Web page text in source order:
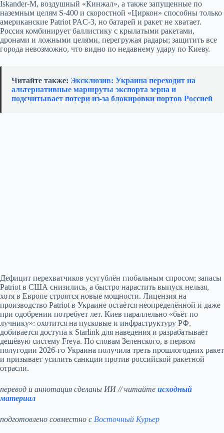
Iskander‑M, воздушный «Кинжал», а также запущенные по
наземным целям S‑400 и скоростной «Циркон» способны только
американские Patriot PAC‑3, но батарей и ракет не хватает.
Россия комбинирует баллистику с крылатыми ракетами,
дронами и ложными целями, перегружая радары; защитить все
города невозможно, что видно по недавнему удару по Киеву.
Читайте также: Эксклюзив: Украина переходит на
альтернативные маршруты экспорта зерна и
подсчитывает потери из‑за блокировки портов Россией
Дефицит перехватчиков усугублён глобальным спросом; запасы
Patriot в США снизились, а быстро нарастить выпуск нельзя,
хотя в Европе строятся новые мощности. Лицензия на
производство Patriot в Украине остаётся неопределённой и даже
при одобрении потребует лет. Киев параллельно «бьёт по
лучнику»: охотится на пусковые и инфраструктуру РФ,
добивается доступа к Starlink для наведения и разрабатывает
дешёвую систему Freya. По словам Зеленского, в первом
полугодии 2026‑го Украина получила треть прошлогодних ракет
и призывает усилить санкции против российской ракетной
отрасли.
перевод и аннотация сделаны ИИ // читайте исходный
материал
подготовлено совместно с Восточный Курьер